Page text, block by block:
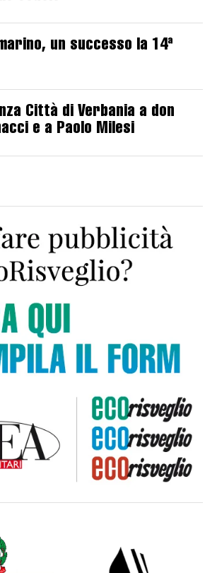
un successo la 14ª
Città di Verbania a don
e a Paolo Milesi